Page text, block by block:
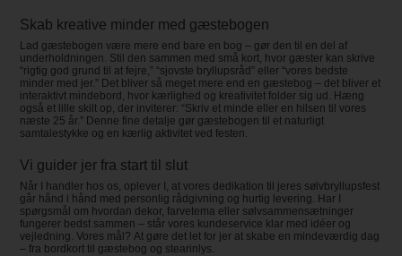
Skab kreative minder med gæstebogen
Lad gæstebogen være mere end bare en bog – gør den til en del af
underholdningen. Stil den sammen med små kort, hvor gæster kan skrive
“rigtig god grund til at fejre,” “sjovste bryllupsråd” eller “vores bedste
minder med jer.” Det bliver så meget mere end en gæstebog – det bliver et
interaktivt mindebord, hvor kærlighed og kreativitet folder sig ud. Hæng
også et lille skilt op, der inviterer: “Skriv et minde eller en hilsen til vores
næste 25 år.” Denne fine detalje gør gæstebogen til et naturligt
samtalestykke og en kærlig aktivitet ved festen.
Vi guider jer fra start til slut
Når I handler hos os, oplever I, at vores dedikation til jeres sølvbryllupsfest
går hånd i hånd med personlig rådgivning og hurtig levering. Har I
spørgsmål om hvordan dekor, farvetema eller sølvsammensætninger
fungerer bedst sammen – står vores kundeservice klar med idéer og
vejledning. Vores mål? At gøre det let for jer at skabe en mindeværdig dag
– fra bordkort til gæstebog og stearinlys.